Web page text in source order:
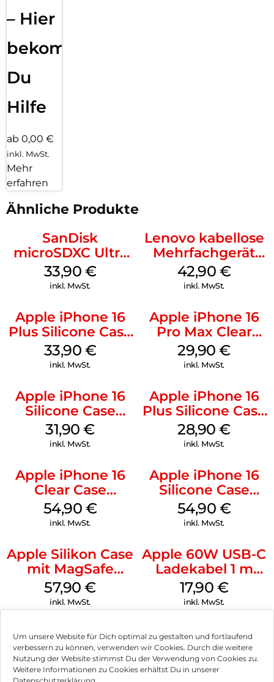
Um unsere Website für Dich optimal zu gestalten und fortlaufend
verbessern zu können, verwenden wir Cookies. Durch die weitere
Nutzung der Website stimmst Du der Verwendung von Cookies zu.
Weitere Informationen zu Cookies erhältst Du in unserer
– Hier
bekommst
Du
Hilfe
ab 0,00 €
inkl. MwSt.
Mehr
erfahren
Ähnliche Produkte
SanDisk
microSDXC Ultra
128 GB + Adapter
Mobile
33,90 €
inkl. MwSt.
Lenovo kabellose
Mehrfachgerät
Luna Grey
42,90 €
inkl. MwSt.
Apple iPhone 16
Plus Silicone Case
MagSafe Lake
Green
33,90 €
inkl. MwSt.
Apple iPhone 16
Pro Max Clear
Case MagSafe
Transparent
29,90€
inkl. MwSt.
Apple iPhone 16
Silicone Case
MagSafe Fuchsia
31,90€
inkl. MwSt.
Apple iPhone 16
Plus Silicone Case
MagSafe Black
28,90€
inkl. MwSt.
Apple iPhone 16
Clear Case
MagSafe
Transparent
54,90 €
inkl. MwSt.
Apple iPhone 16
Silicone Case
MagSafe Lake
Green
54,90 €
inkl. MwSt.
Apple Silikon Case
mit MagSafe
iPhone 14 Pro
(PRODUCT)RED
57,90€
inkl. MwSt.
Apple 60W USB-C
Ladekabel 1 m
Weiß
17,90 €
inkl. MwSt.
Impressum